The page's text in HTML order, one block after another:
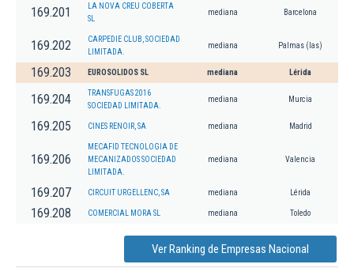
169.201
LA NOVA CREU COBERTA
SL
mediana Barcelona
169.202
CARPEDIE CLUB, SOCIEDAD
LIMITADA.
mediana Palmas (las)
169.203 EUROSOLIDOS SL mediana Lérida
169.204
TRANSFUGAS 2016
SOCIEDAD LIMITADA.
mediana Murcia
169.205 CINES RENOIR, SA mediana Madrid
169.206
MECAFID TECNOLOGIA DE
MECANIZADOS SOCIEDAD
LIMITADA.
mediana Valencia
169.207 CIRCUIT URGELLENC, SA mediana Lérida
169.208 COMERCIAL MORA SL mediana Toledo
Ver Ranking de Empresas Nacional